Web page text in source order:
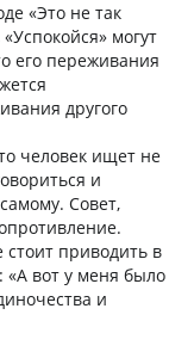
«Это не так
могут
его переживания
другого
человек ищет не
и
Совет,
приводить в
«А вот у меня было
и